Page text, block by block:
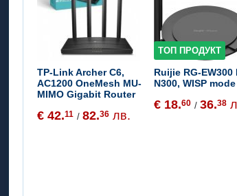
TP-Link Archer C6,
AC1200 OneMesh MU-
MIMO Gigabit Router
€ 42.11 /82.36 лв.
ТОП ПРОДУКТ
Ruijie RG-EW300
N300, WISP mode
€ 18.60 /36.38